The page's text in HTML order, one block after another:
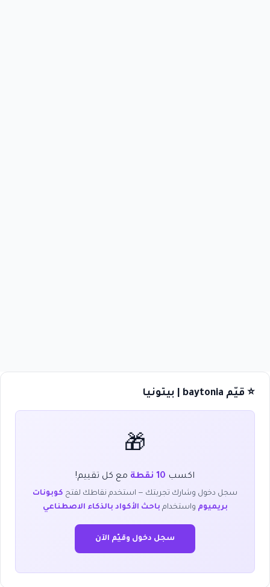
⭐ قيّم baytonia | بيتونيا
🎁
اكسب 10 نقطة مع كل تقييم!
سجل دخول وشارك تجربتك — استخدم نقاطك لفتح كوبونات
بريميوم واستخدام باحث الأكواد بالذكاء الاصطناعي
سجل دخول وقيّم الآن